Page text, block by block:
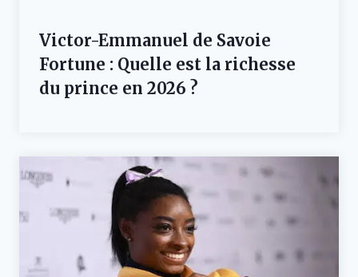
Victor-Emmanuel de Savoie
Fortune : Quelle est la richesse
du prince en 2026 ?